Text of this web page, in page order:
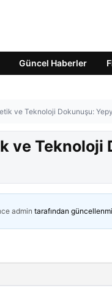
Güncel Haberler
ve Teknoloji Dokunuşu:
ve Teknoloji
admin tarafından